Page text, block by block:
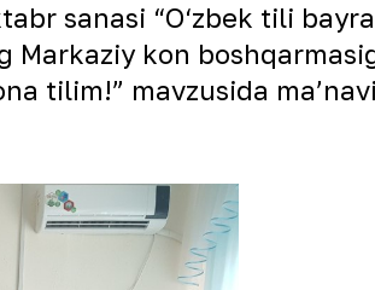
sanasi “O‘zbek tili
kon
tilim!” mavzusida